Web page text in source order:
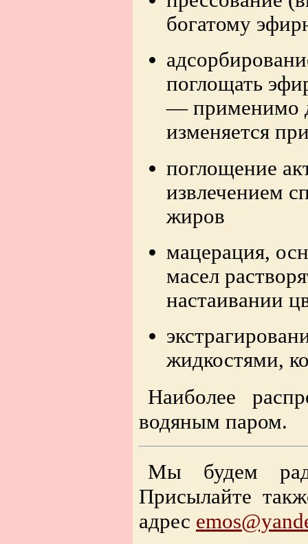
богатому
поглощать
— применимо
изменяется
поглощение
извлечением
жиров
мацерация,
масел
настаивании
жидкостями,
Наиболее
водяным паром.
Мы будем
Присылайте
адрес